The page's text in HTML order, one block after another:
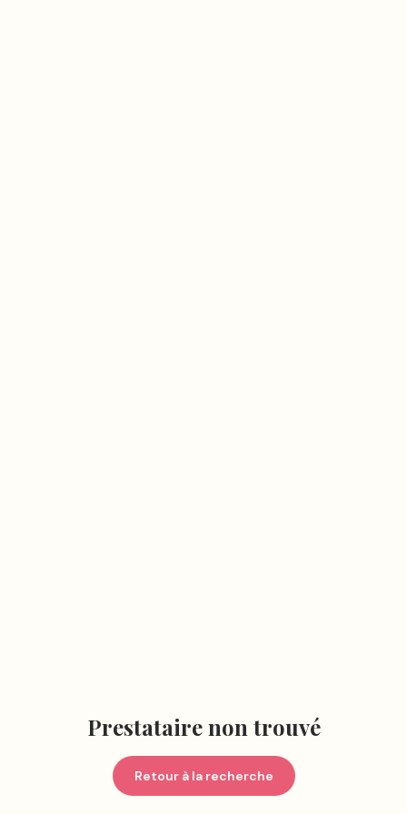
Prestataire non trouvé
Retour à la recherche